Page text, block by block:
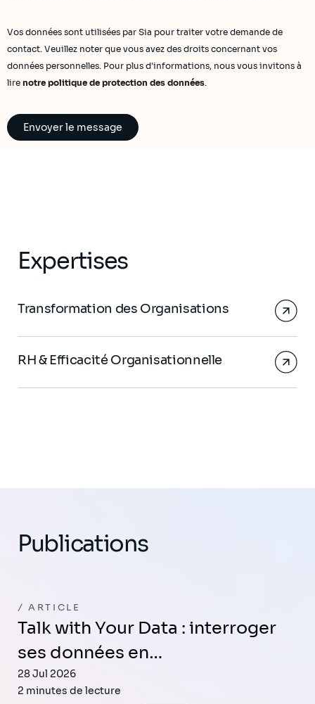
Vos données sont utilisées par Sia pour traiter votre demande de
contact. Veuillez noter que vous avez des droits concernant vos
données personnelles. Pour plus d'informations, nous vous invitons à
lire notre politique de protection des données
Expertises
Transformation des Organisations
RH & Efficacité Organisationnelle
Publications
ARTICLE
Talk with Your Data : interroger
ses données en…
28 Jul 2026
2 minutes de lecture